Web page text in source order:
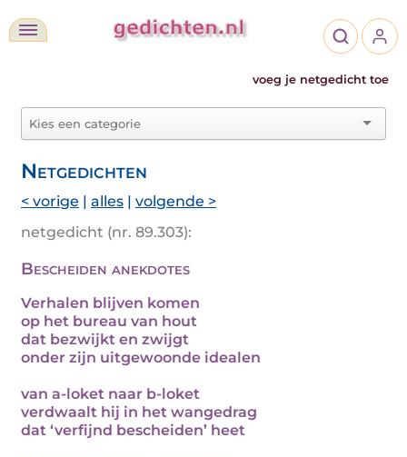
voeg je netgedicht toe
Netgedichten
< vorige | alles | volgende >
netgedicht (nr. 89.303):
Bescheiden anekdotes
Verhalen blijven komen
op het bureau van hout
dat bezwijkt en zwijgt
onder zijn uitgewoonde idealen
van a-loket naar b-loket
verdwaalt hij in het wangedrag
dat ‘verfijnd bescheiden’ heet